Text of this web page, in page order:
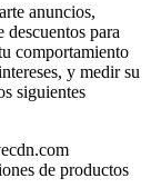
anuncios,
para
comportamiento
y medir su
siguientes
de productos